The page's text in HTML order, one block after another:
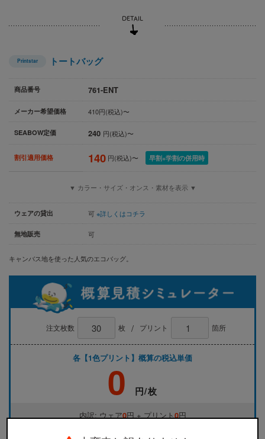
Printstar トートバッグ
商品番号 761-ENT
メーカー希望価格 410円(税込)〜
SEABOW定価 240 円(税込)〜
割引適用価格 140 円(税込)〜 早割+学割の併用時
▼ カラー・サイズ・オンス・素材を表示 ▼
ウェアの貸出 可 ※詳しくはコチラ
無地販売 可
キャンバス地を使った人気のエコバッグ。
注文枚数 枚 / プリント 箇所
各【1色プリント】概算の税込単価
0 円/枚
内訳: ウェア0円 + プリント0円
※加工方法はシルクスクリーン(通常版)の概算金額となります。